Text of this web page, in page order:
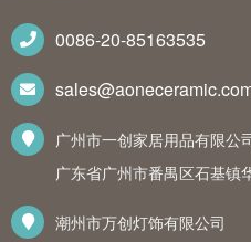
0086-20-85163535
广州市一创家居用品有限公
广东省广州市番禺区石基镇
潮州市万创灯饰有限公司